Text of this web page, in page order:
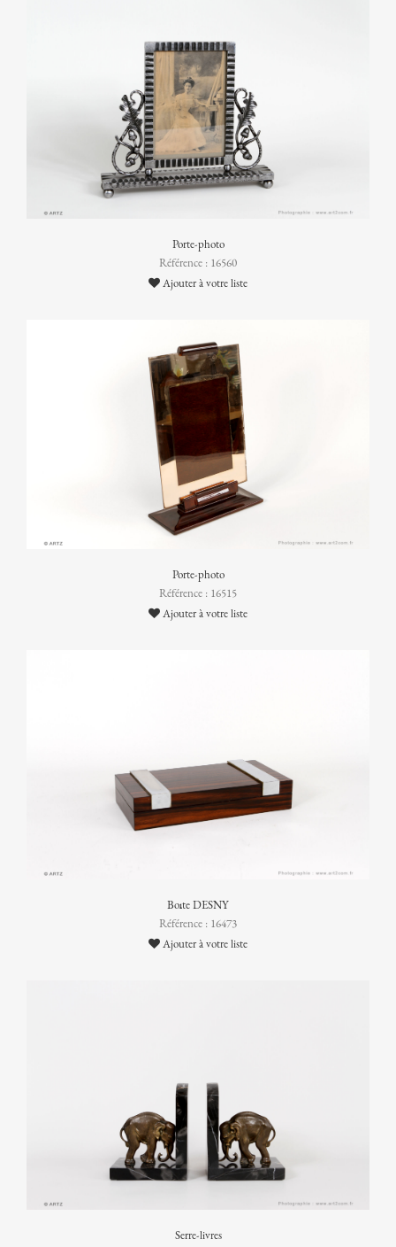
Porte-photo
Référence : 16560
Ajouter à votre liste
Porte-photo
Référence : 16515
Ajouter à votre liste
Boîte DESNY
Référence : 16473
Ajouter à votre liste
Serre-livres